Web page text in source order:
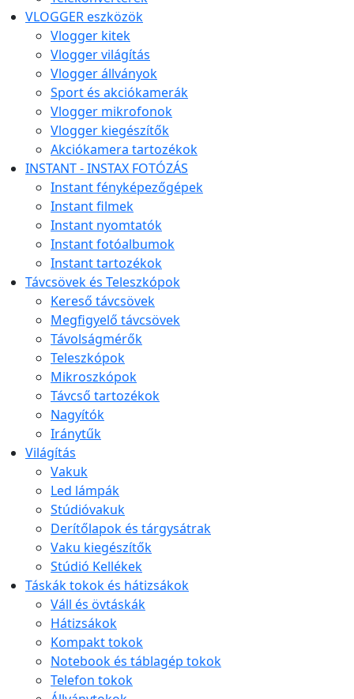
VLOGGER eszközök
Vlogger kitek
Vlogger világítás
Vlogger állványok
Sport és akciókamerák
Vlogger mikrofonok
Vlogger kiegészítők
Akciókamera tartozékok
INSTANT - INSTAX FOTÓZÁS
Instant fényképezőgépek
Instant filmek
Instant nyomtatók
Instant fotóalbumok
Instant tartozékok
Távcsövek és Teleszkópok
Kereső távcsövek
Megfigyelő távcsövek
Távolságmérők
Teleszkópok
Mikroszkópok
Távcső tartozékok
Nagyítók
Iránytűk
Világítás
Vakuk
Led lámpák
Stúdióvakuk
Derítőlapok és tárgysátrak
Vaku kiegészítők
Stúdió Kellékek
Táskák tokok és hátizsákok
Váll és övtáskák
Hátizsákok
Kompakt tokok
Notebook és táblagép tokok
Telefon tokok